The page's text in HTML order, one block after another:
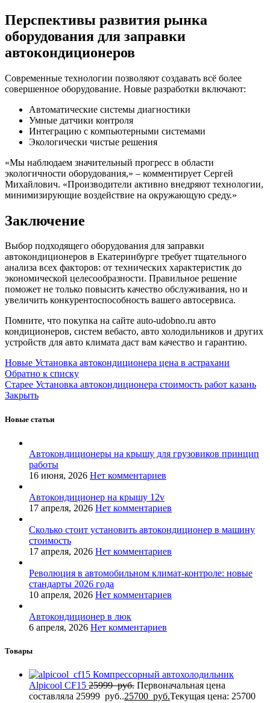
Перспективы развития рынка
оборудования для заправки
автокондиционеров
Современные технологии позволяют создавать всё более
совершенное оборудование. Новые разработки включают:
Автоматические системы диагностики
Умные датчики контроля
Интеграцию с компьютерными системами
Экологически чистые решения
«Мы наблюдаем значительный прогресс в области
экологичности оборудования,» – комментирует Сергей
Михайлович. «Производители активно внедряют технологии,
минимизирующие воздействие на окружающую среду.»
Заключение
Выбор подходящего оборудования для заправки
автокондиционеров в Екатеринбурге требует тщательного
анализа всех факторов: от технических характеристик до
экономической целесообразности. Правильное решение
поможет не только повысить качество обслуживания, но и
увеличить конкурентоспособность вашего автосервиса.
Помните, что покупка на сайте auto-udobno.ru авто
кондиционеров, систем вебасто, авто холодильников и других
устройств для авто климата даст вам качество и гарантию.
Новые Установка автокондиционера цена в астрахани
Обратно к списку
Старее Установка автокондиционера стоимость работ казань
Закрыть
Новые статьи
Автокондиционеры на крышу для грузовиков принцип
работы
16 июня, 2026 Нет комментариев
Автокондиционер на крышу 12v
17 апреля, 2026 Нет комментариев
Сколько стоит установить автокондиционер в машину
стоимость
17 апреля, 2026 Нет комментариев
Революция в автомобильном климат-контроле: новые
стандарты 2026 года
10 апреля, 2026 Нет комментариев
Автокондиционер в люк
6 апреля, 2026 Нет комментариев
Товары
Компрессорный автохолодильник
Alpicool CF15 25999руб. Первоначальная цена
составляла 25999 руб..25700 руб.Текущая цена: 25700